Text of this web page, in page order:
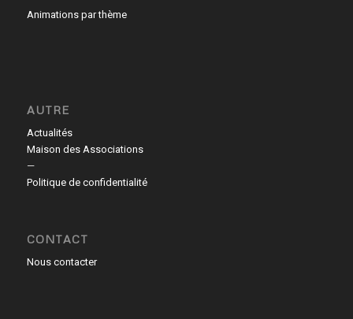
Animations par thème
AUTRE
Actualités
Maison des Associations
—
Politique de confidentialité
CONTACT
Nous contacter